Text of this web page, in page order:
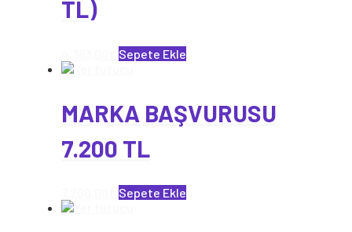
TL)
Sepete Ekle
MARKA BAŞVURUSU
7.200 TL
Sepete Ekle